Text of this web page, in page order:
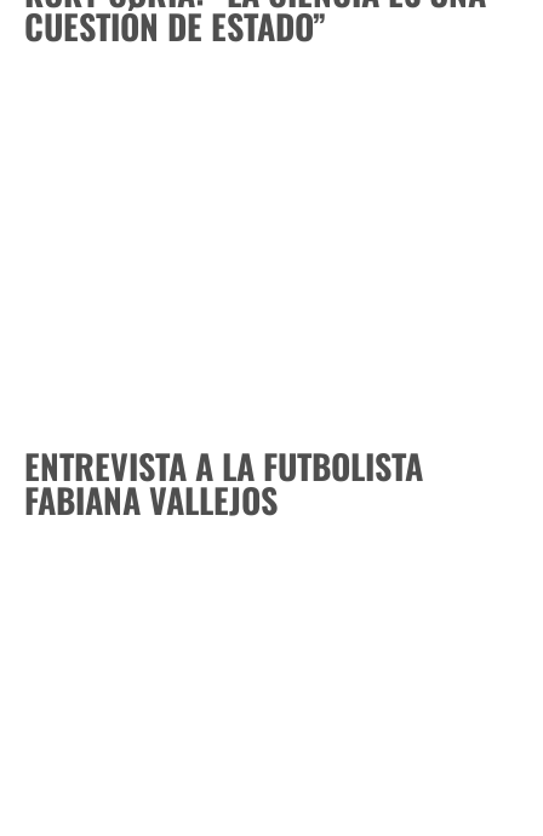
CUESTIÓN DE ESTADO”
ENTREVISTA A LA FUTBOLISTA
FABIANA VALLEJOS